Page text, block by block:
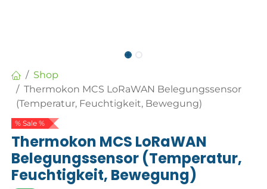
Shop
Thermokon MCS LoRaWAN Belegungssensor
(Temperatur, Feuchtigkeit, Bewegung)
% Sale %
Thermokon MCS LoRaWAN
Belegungssensor (Temperatur,
Feuchtigkeit, Bewegung)